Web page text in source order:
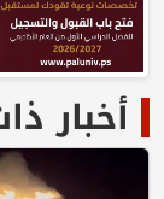
أخبار